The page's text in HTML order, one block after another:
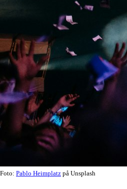
Foto: Pablo Heimplatz på Unsplash